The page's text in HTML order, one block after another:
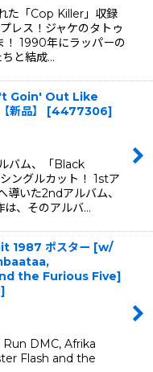
た「Cop Killer」収録
レス！ジャケのタトゥ
1990年にラッパーの
と結成…
Goin' Out Like
品】
[4477306]
バム、「Black
ングルカット！ 1stア
導いた2ndアルバム、
は、そのアルバ…
1987 ポスター [w/
the Furious Five]
]
DMC, Afrika
Flash and the